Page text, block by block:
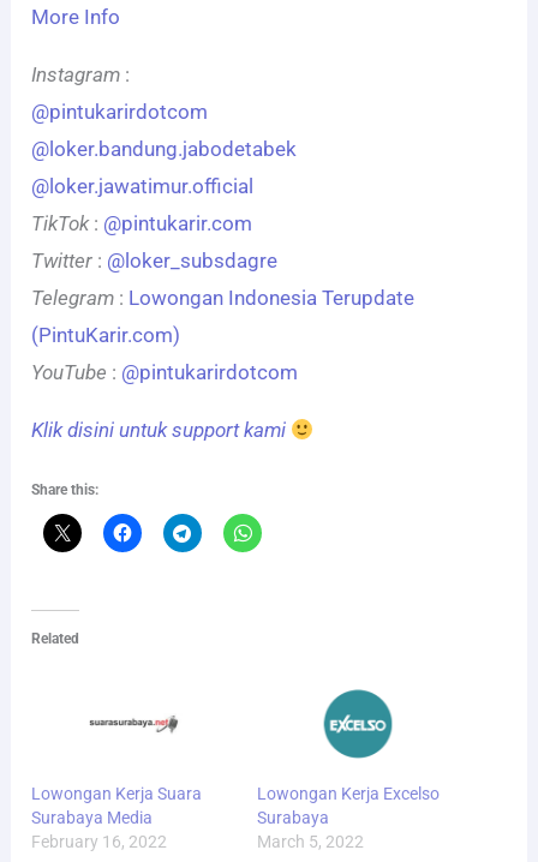
More Info
Instagram :
@pintukarirdotcom
@loker.bandung.jabodetabek
@loker.jawatimur.official
TikTok: @pintukarir.com
Twitter : @loker_subsdagre
Telegram : Lowongan Indonesia Terupdate
(PintuKarir.com)
YouTube : @pintukarirdotcom
Klik disini untuk support kami
Share this:
Related
Lowongan Kerja Suara
Surabaya Media
February 16, 2022
Lowongan Kerja Excelso
Surabaya
March 5, 2022